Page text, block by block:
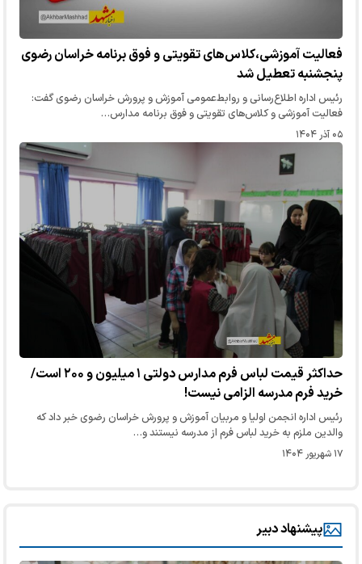
فعالیت آموزشی،کلاس‌های تقویتی و فوق برنامه خراسان رضوی
پنجشنبه تعطیل شد
رئیس اداره اطلاع‌رسانی و روابط‌عمومی آموزش و پرورش خراسان رضوی گفت:
فعالیت آموزشی و کلاس‌های تقویتی و فوق برنامه مدارس…
۰۵ آذر ۱۴۰۴
حداکثر قیمت لباس فرم مدارس دولتی ۱ میلیون و ۲۰۰ است/
خرید فرم مدرسه الزامی نیست!
رئیس اداره انجمن اولیا و مربیان آموزش و پرورش خراسان رضوی خبر داد که
والدین ملزم به خرید لباس فرم از مدرسه نیستند و…
۱۷ شهریور ۱۴۰۴
پیشنهاد دبیر